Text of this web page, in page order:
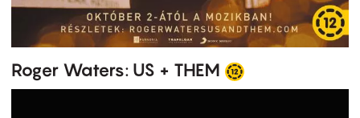
Roger Waters: US + THEM